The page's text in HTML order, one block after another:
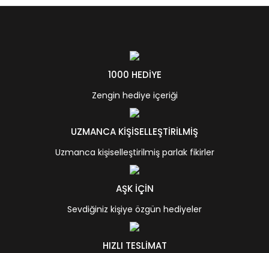
1000 HEDİYE
Zengin hediye içeriği
UZMANCA KİŞİSELLEŞTİRİLMİŞ
Uzmanca kişiselleştirilmiş parlak fikirler
AŞK İÇİN
Sevdiğiniz kişiye özgün hediyeler
HIZLI TESLİMAT